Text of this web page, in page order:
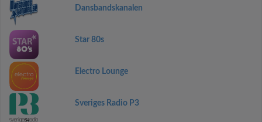
Dansbandskanalen
Star 80s
Electro Lounge
Sveriges Radio P3